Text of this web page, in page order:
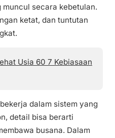
secara kebetulan.
ketat, dan tuntutan
Usia 60 7 Kebiasaan
dalam sistem yang
detail bisa berarti
busana. Dalam